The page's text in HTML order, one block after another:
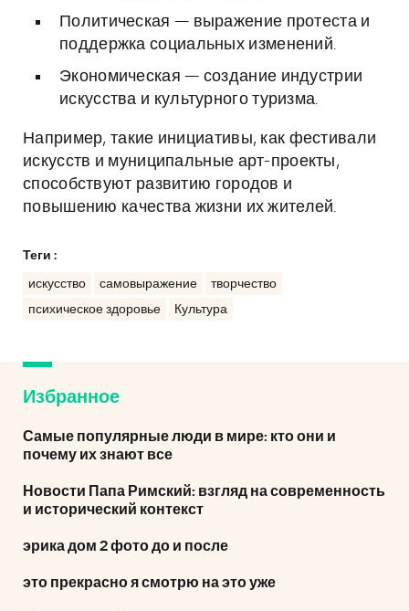
Политическая — выражение протеста и
поддержка социальных изменений.
Экономическая — создание индустрии
искусства и культурного туризма.
Например, такие инициативы, как фестивали
искусств и муниципальные арт-проекты,
способствуют развитию городов и
повышению качества жизни их жителей.
Теги :
искусство самовыражение
творчество
психическое здоровье
Культура
Избранное
Самые популярные люди в мире: кто они и
почему их знают все
Новости Папа Римский: взгляд на современность
и исторический контекст
эрика дом 2 фото до и после
это прекрасно я смотрю на это уже